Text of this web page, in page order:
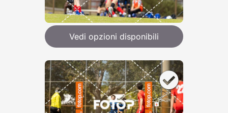
Vedi opzioni disponibili